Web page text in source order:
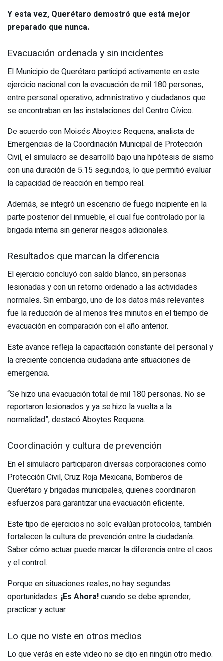
Y esta vez, Querétaro demostró que está mejor
preparado que nunca.
Evacuación ordenada y sin incidentes
El Municipio de Querétaro participó activamente en este
ejercicio nacional con la evacuación de mil 180 personas,
entre personal operativo, administrativo y ciudadanos que
se encontraban en las instalaciones del Centro Cívico.
De acuerdo con Moisés Aboytes Requena, analista de
Emergencias de la Coordinación Municipal de Protección
Civil, el simulacro se desarrolló bajo una hipótesis de sismo
con una duración de 5.15 segundos, lo que permitió evaluar
la capacidad de reacción en tiempo real.
Además, se integró un escenario de fuego incipiente en la
parte posterior del inmueble, el cual fue controlado por la
brigada interna sin generar riesgos adicionales.
Resultados que marcan la diferencia
El ejercicio concluyó con saldo blanco, sin personas
lesionadas y con un retorno ordenado a las actividades
normales. Sin embargo, uno de los datos más relevantes
fue la reducción de al menos tres minutos en el tiempo de
evacuación en comparación con el año anterior.
Este avance refleja la capacitación constante del personal y
la creciente conciencia ciudadana ante situaciones de
emergencia.
“Se hizo una evacuación total de mil 180 personas. No se
reportaron lesionados y ya se hizo la vuelta a la
normalidad”, destacó Aboytes Requena.
Coordinación y cultura de prevención
En el simulacro participaron diversas corporaciones como
Protección Civil, Cruz Roja Mexicana, Bomberos de
Querétaro y brigadas municipales, quienes coordinaron
esfuerzos para garantizar una evacuación eficiente.
Este tipo de ejercicios no solo evalúan protocolos, también
fortalecen la cultura de prevención entre la ciudadanía.
Saber cómo actuar puede marcar la diferencia entre el caos
y el control.
Porque en situaciones reales, no hay segundas
oportunidades. ¡Es Ahora!cuando se debe aprender,
practicar y actuar.
Lo que no viste en otros medios
Lo que verás en este video no se dijo en ningún otro medio.